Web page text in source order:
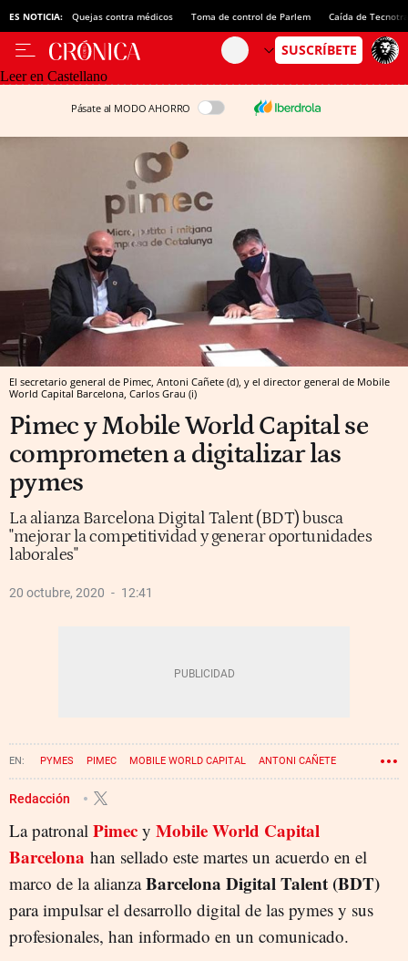
ES NOTICIA: Quejas contra médicos Toma de control de Parlem Caída de
Leer en Castellano
Pásate al MODO AHORRO
El secretario general de Pimec, Antoni Cañete (d), y el director general de Mobile
World Capital Barcelona, Carlos Grau (i)
Pimec y Mobile World Capital se
comprometen a digitalizar las
pymes
La alianza Barcelona Digital Talent (BDT) busca
"mejorar la competitividad y generar oportunidades
laborales"
20 octubre, 2020 12:41
PYMES PIMEC MOBILE WORLD CAPITAL ANTONI CAÑETE
Redacción
La patronal Pimec y Mobile World Capital
Barcelona han sellado este martes un acuerdo en el
marco de la alianzaBarcelona Digital Talent (BDT)
para impulsar el desarrollo digital de las pymes y sus
profesionales, han informado en un comunicado.